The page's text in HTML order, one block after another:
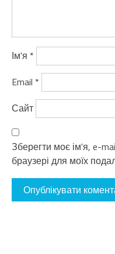
Ім'я *
Email *
Сайт
Зберегти моє ім'я, e-
браузері для моїх